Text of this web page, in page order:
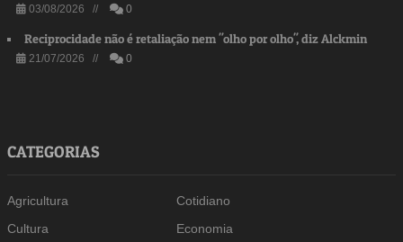
03/08/2026 // 0
Reciprocidade não é retaliação nem "olho por olho", diz Alckmin
21/07/2026 // 0
CATEGORIAS
Agricultura
Cotidiano
Cultura
Economia